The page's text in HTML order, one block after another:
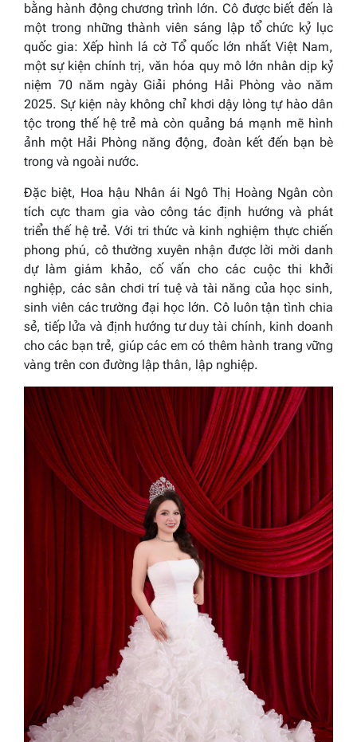
bằng hành động chương trình lớn. Cô được biết đến là
một trong những thành viên sáng lập tổ chức kỷ lục
quốc gia: Xếp hình lá cờ Tổ quốc lớn nhất Việt Nam,
một sự kiện chính trị, văn hóa quy mô lớn nhân dịp kỷ
niệm 70 năm ngày Giải phóng Hải Phòng vào năm
2025. Sự kiện này không chỉ khơi dậy lòng tự hào dân
tộc trong thế hệ trẻ mà còn quảng bá mạnh mẽ hình
ảnh một Hải Phòng năng động, đoàn kết đến bạn bè
trong và ngoài nước.
Đặc biệt, Hoa hậu Nhân ái Ngô Thị Hoàng Ngân còn
tích cực tham gia vào công tác định hướng và phát
triển thế hệ trẻ. Với tri thức và kinh nghiệm thực chiến
phong phú, cô thường xuyên nhận được lời mời danh
dự làm giám khảo, cố vấn cho các cuộc thi khởi
nghiệp, các sân chơi trí tuệ và tài năng của học sinh,
sinh viên các trường đại học lớn. Cô luôn tận tình chia
sẻ, tiếp lửa và định hướng tư duy tài chính, kinh doanh
cho các bạn trẻ, giúp các em có thêm hành trang vững
vàng trên con đường lập thân, lập nghiệp.